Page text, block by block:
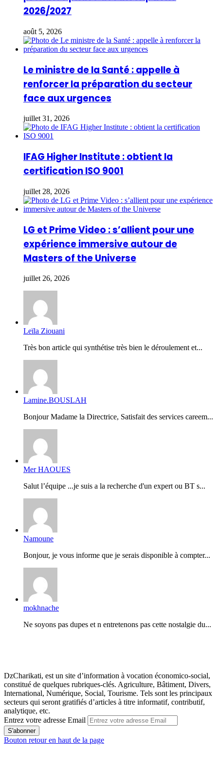
2026/2027
août 5, 2026
Le ministre de la Santé : appelle à
renforcer la préparation du secteur
face aux urgences
juillet 31, 2026
IFAG Higher Institute : obtient la
certification ISO 9001
juillet 28, 2026
LG et Prime Video : s’allient pour une
expérience immersive autour de
Masters of the Universe
juillet 26, 2026
Leïla Ziouani
Très bon article qui synthétise très bien le déroulement et...
Lamine.BOUSLAH
Bonjour Madame la Directrice, Satisfait des services careem...
Mer HAOUES
Salut l’équipe ...je suis a la recherche d'un expert ou BT s...
Namoune
Bonjour, je vous informe que je serais disponible à compter...
mokhnache
Ne soyons pas dupes et n entretenons pas cette nostalgie du...
DzCharikati, est un site d’information à vocation économico-social,
constitué de quelques rubriques-clés. Agriculture, Bâtiment, Divers,
International, Numérique, Social, Tourisme. Tels sont les principaux
secteurs qui seront gratifiés d’articles à titre informatif, contributif,
analytique, etc.
Entrez votre adresse Email
Bouton retour en haut de la page